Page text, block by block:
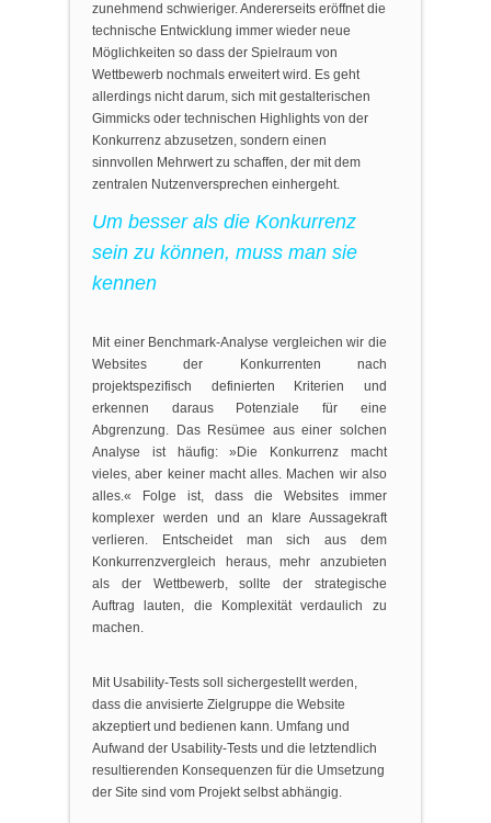
zunehmend schwieriger. Andererseits eröffnet die
technische Entwicklung immer wieder neue
Möglichkeiten so dass der Spielraum von
Wettbewerb nochmals erweitert wird. Es geht
allerdings nicht darum, sich mit gestalterischen
Gimmicks oder technischen Highlights von der
Konkurrenz abzusetzen, sondern einen
sinnvollen Mehrwert zu schaffen, der mit dem
zentralen Nutzenversprechen einhergeht.
Um besser als die Konkurrenz
sein zu können, muss man sie
kennen
Mit einer Benchmark-Analyse vergleichen wir die
Websites der Konkurrenten nach
projektspezifisch definierten Kriterien und
erkennen daraus Potenziale für eine
Abgrenzung. Das Resümee aus einer solchen
Analyse ist häufig: »Die Konkurrenz macht
vieles, aber keiner macht alles. Machen wir also
alles.« Folge ist, dass die Websites immer
komplexer werden und an klare Aussagekraft
verlieren. Entscheidet man sich aus dem
Konkurrenzvergleich heraus, mehr anzubieten
als der Wettbewerb, sollte der strategische
Auftrag lauten, die Komplexität verdaulich zu
machen.
Mit Usability-Tests soll sichergestellt werden,
dass die anvisierte Zielgruppe die Website
akzeptiert und bedienen kann. Umfang und
Aufwand der Usability-Tests und die letztendlich
resultierenden Konsequenzen für die Umsetzung
der Site sind vom Projekt selbst abhängig.